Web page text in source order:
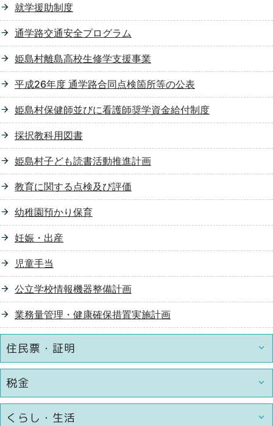
就学援助制度
通学路交通安全プログラム
姫島村離島高校生修学支援事業
平成26年度 通学路合同点検箇所等の公表
姫島村保健師並びに看護師奨学資金給付制度
採択教科用図書
姫島村子ども読書活動推進計画
教育に関する点検及び評価
幼稚園預かり保育
妊娠・出産
児童手当
公立学校情報機器整備計画
業務量管理・健康確保措置実施計画
住民票・証明
税金
くらし・生活